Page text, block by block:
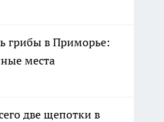
грибы в Приморье:
места
две щепотки в